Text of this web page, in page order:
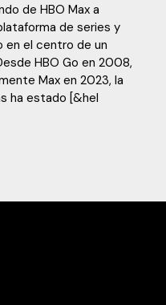
de HBO Max a
de series y
en el centro de un
HBO Go en 2008,
Max en 2023, la
ha estado [&hel